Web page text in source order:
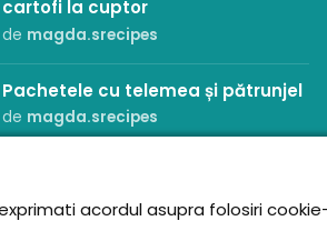
cartofi la cuptor
de magda.srecipes
Pachetele cu telemea și pătrunjel
de magda.srecipes
acordul asupra folosiri